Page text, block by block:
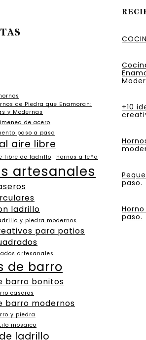
de Piedra que Enamoran:
y Modernas
de acero
paso a paso
aire libre
libre de ladrillo hornos a leña
artesanales
ladrillo
y piedra modernos
para patios
artesanales
de barro
barro bonitos
caseros
barro modernos
y piedra
mosaico
ladrillo
+10
paso.
paso.